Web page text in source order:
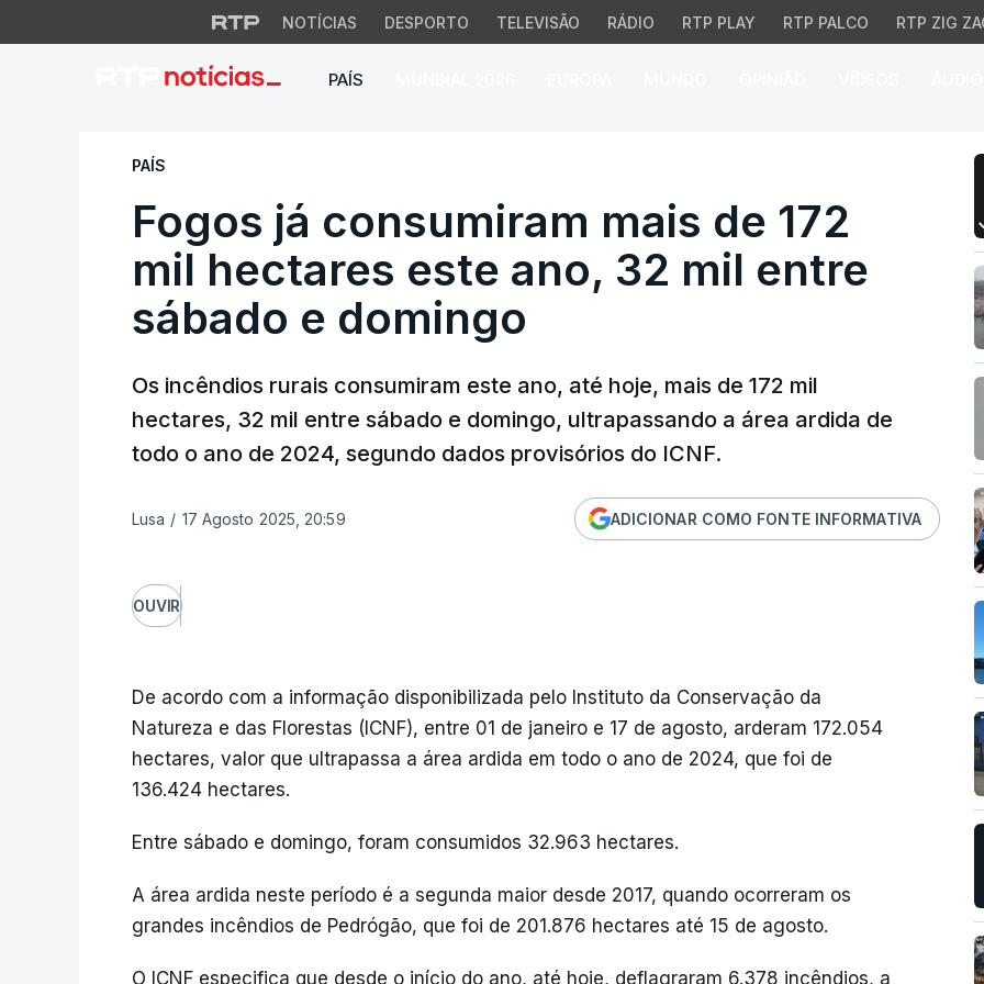
NOTÍCIAS DESPORTO TELEVISÃO RÁDIO RTP PLAY RTP PALCO RTP ZIG
PAÍS
Fogos já consumiram mais de 172 mil
PAÍS
Fogos já consumiram mais de 172
mil hectares este ano, 32 mil entre
sábado e domingo
Os incêndios rurais consumiram este ano, até hoje, mais de 172 mil
hectares, 32 mil entre sábado e domingo, ultrapassando a área ardida de
todo o ano de 2024, segundo dados provisórios do ICNF.
Lusa / 17 Agosto 2025, 20:59 ADICIONAR COMO FONTE INFORMATIVA
OUVIR
De acordo com a informação disponibilizada pelo Instituto da Conservação da
Natureza e das Florestas (ICNF), entre 01 de janeiro e 17 de agosto, arderam 172.054
hectares, valor que ultrapassa a área ardida em todo o ano de 2024, que foi de
136.424 hectares.
Entre sábado e domingo, foram consumidos 32.963 hectares.
A área ardida neste período é a segunda maior desde 2017, quando ocorreram os
grandes incêndios de Pedrógão, que foi de 201.876 hectares até 15 de agosto.
O ICNF especifica que desde o início do ano, até hoje, deflagraram 6.378 incêndios, a